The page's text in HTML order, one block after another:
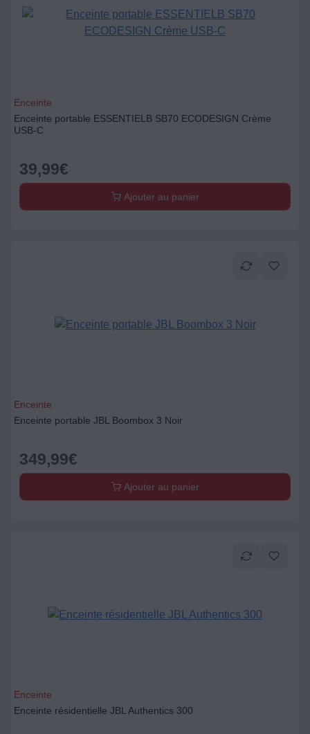
Enceinte
Enceinte portable ESSENTIELB SB70 ECODESIGN Crème
USB-C
39,99€
Ajouter au panier
Enceinte
Enceinte portable JBL Boombox 3 Noir
349,99€
Ajouter au panier
Enceinte
Enceinte résidentielle JBL Authentics 300